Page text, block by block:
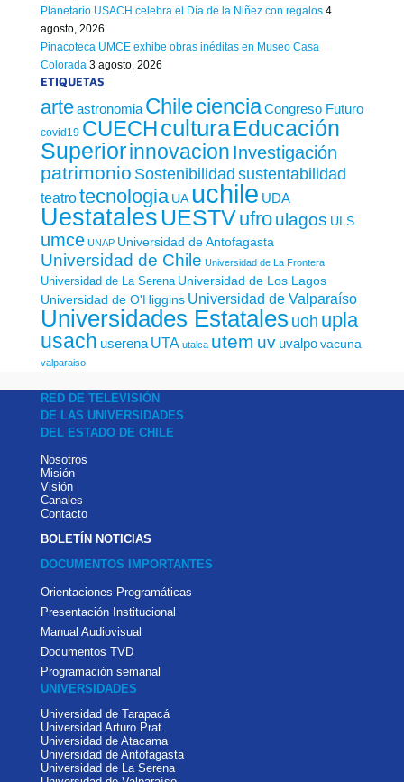
Planetario USACH celebra el Día de la Niñez con regalos 4
agosto, 2026
Pinacoteca UMCE exhibe obras inéditas en Museo Casa
Colorada 3 agosto, 2026
ETIQUETAS
arteastronomia Chileciencia Congreso Futuro
covid19 CUECHculturaEducación
Superiorinnovacion Investigación
patrimonio Sostenibilidad sustentabilidad
teatrotecnologia UA uchile UDA
Uestatales UESTVufroulagos ULS
umce UNAP Universidad de Antofagasta
Universidad de Chile Universidad de La Frontera
Universidad de La Serena Universidad de Los Lagos
Universidad de O'Higgins Universidad de Valparaíso
Universidades Estatales uoh upla
usach userena UTA utalca utem uv uvalpo vacuna
valparaiso
RED DE TELEVISIÓN
DE LAS UNIVERSIDADES
DEL ESTADO DE CHILE
Nosotros
Misión
Visión
Canales
Contacto
BOLETÍN NOTICIAS
DOCUMENTOS IMPORTANTES
Orientaciones Programáticas
Presentación Institucional
Manual Audiovisual
Documentos TVD
Programación semanal
UNIVERSIDADES
Universidad de Tarapacá
Universidad Arturo Prat
Universidad de Atacama
Universidad de Antofagasta
Universidad de La Serena